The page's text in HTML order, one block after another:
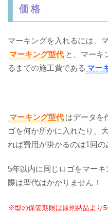
価格
マーキングを入れるには、
マーキング型代 と、マーキ
るまでの施工費である マー
マーキング型代 はデータを
ゴを何か所かに入れたり、
れば費用が掛かるのは1回の
5年以内に同じロゴをマー
際は型代はかかりません！
※型の保管期限は原則納品より5